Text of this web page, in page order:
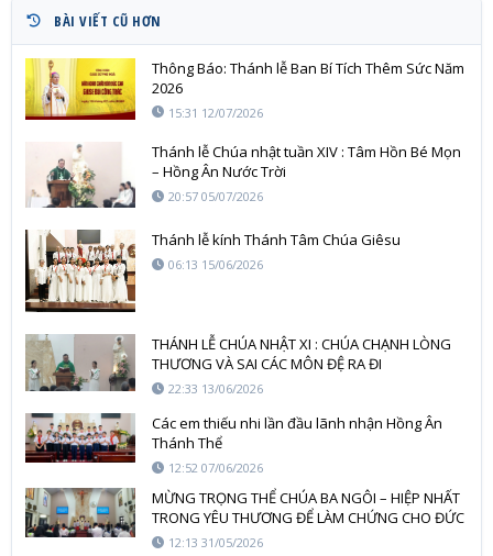
BÀI VIẾT CŨ HƠN
Thông Báo: Thánh lễ Ban Bí Tích Thêm Sức Năm
2026
15:31 12/07/2026
Thánh lễ Chúa nhật tuần XIV : Tâm Hồn Bé Mọn
– Hồng Ân Nước Trời
20:57 05/07/2026
Thánh lễ kính Thánh Tâm Chúa Giêsu
06:13 15/06/2026
THÁNH LỄ CHÚA NHẬT XI : CHÚA CHẠNH LÒNG
THƯƠNG VÀ SAI CÁC MÔN ĐỆ RA ĐI
22:33 13/06/2026
Các em thiếu nhi lần đầu lãnh nhận Hồng Ân
Thánh Thể
12:52 07/06/2026
MỪNG TRỌNG THỂ CHÚA BA NGÔI – HIỆP NHẤT
TRONG YÊU THƯƠNG ĐỂ LÀM CHỨNG CHO ĐỨC
TIN12:13 31/05/2026